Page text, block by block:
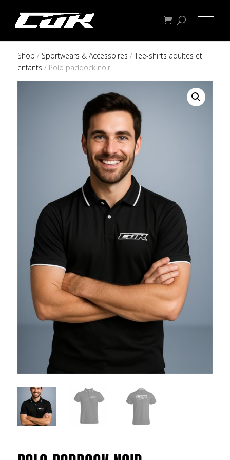
Shop / Sportwears & Accessoires /Tee-shirts adultes et
enfants / Polo paddock noir